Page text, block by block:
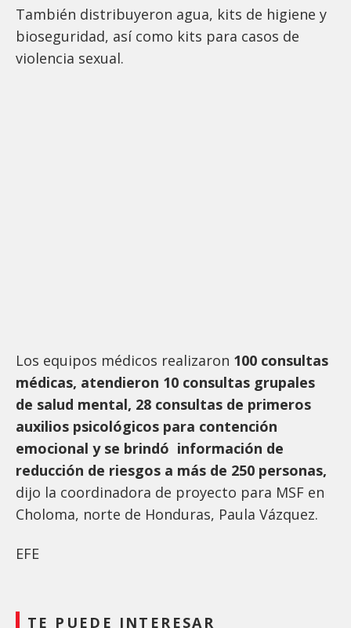
También distribuyeron agua, kits de higiene y
bioseguridad, así como kits para casos de
violencia sexual.
Los equipos médicos realizaron 100 consultas
médicas, atendieron 10 consultas grupales
de salud mental, 28 consultas de primeros
auxilios psicológicos para contención
emocional y se brindó información de
reducción de riesgos a más de 250 personas,
dijo la coordinadora de proyecto para MSF en
Choloma, norte de Honduras, Paula Vázquez.
EFE
TE PUEDE INTERESAR